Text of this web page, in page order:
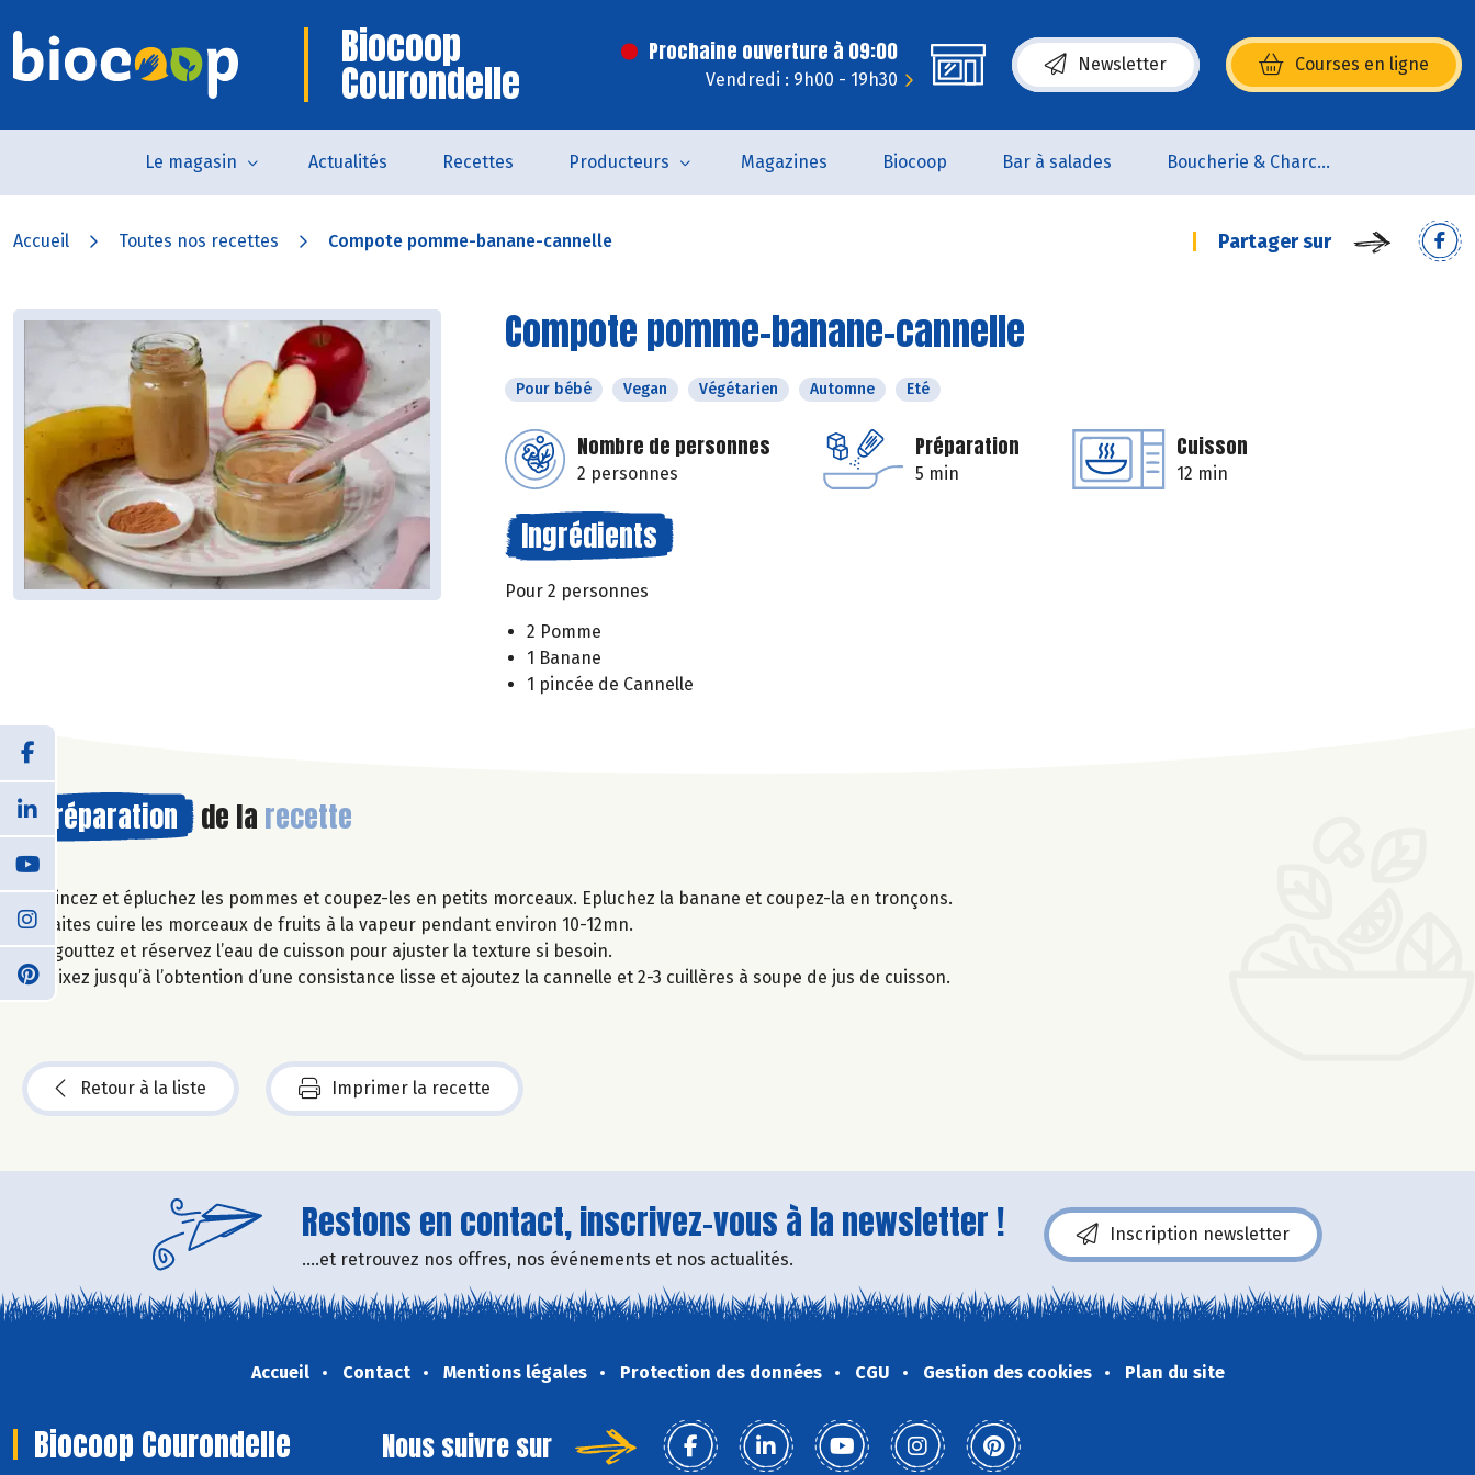
Biocoop
Courondelle
Prochaine ouverture à 09:00
Vendredi : 9h00 - 19h30
Newsletter Courses en ligne
(s’ouvre dans une nouvelle fenêtre)
Le magasin Actualités Recettes Producteurs Magazines Biocoop Bar à salades Boucherie & Charcuterie
Accueil Toutes nos recettes Compote pomme-banane-cannelle Partager sur
Compote pomme-banane-cannelle
Pour bébé Vegan Végétarien Automne Eté
Nombre de personnes
2 personnes
Préparation
5 min
Cuisson
12 min
Ingrédients
Pour 2 personnes
2 Pomme
1 Banane
1 pincée de Cannelle
Préparation de la recette
Rincez et épluchez les pommes et coupez-les en petits morceaux. Epluchez la banane et coupez-la en tronçons.
Faites cuire les morceaux de fruits à la vapeur pendant environ 10-12mn.
Egouttez et réservez l’eau de cuisson pour ajuster la texture si besoin.
Mixez jusqu’à l’obtention d’une consistance lisse et ajoutez la cannelle et 2-3 cuillères à soupe de jus de cuisson.
Retour à la liste Imprimer la recette
Restons en contact, inscrivez-vous à la newsletter !
....et retrouvez nos offres, nos événements et nos actualités.
Inscription newsletter
Accueil Contact Mentions légales Protection des données CGU Gestion des cookies Plan du site
Biocoop Courondelle Nous suivre sur